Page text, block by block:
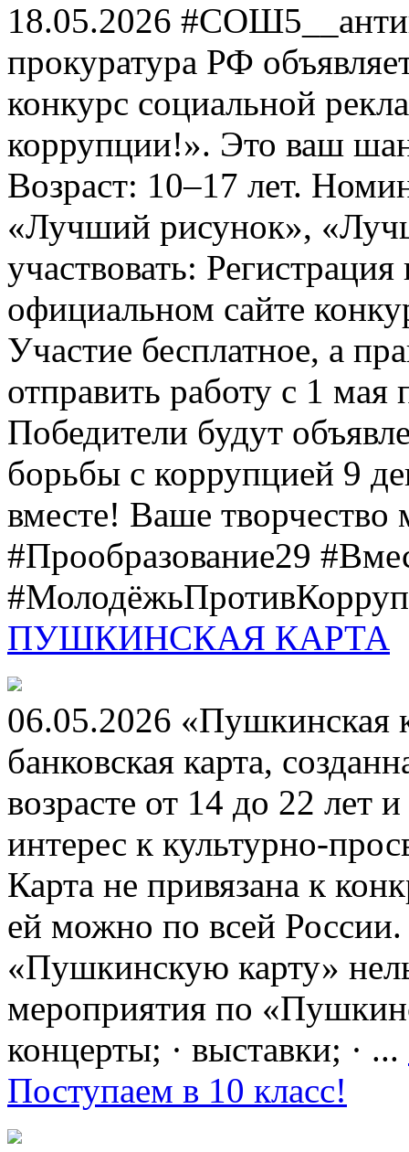
18.05.2026
прокуратура РФ
конкурс социальной
коррупции!». Это ваш
Возраст: 10–17 лет.
«Лучший рисунок»,
участвовать:
официальном сайте
Участие бесплатное, а
отправить работу с 1 мая
Победители будут
борьбы с коррупцией 9
вместе! Ваше творчество
#Прообразование29
ПУШКИНСКАЯ КАРТА
06.05.2026 «Пушкинская
банковская карта,
возрасте от 14 до 22 лет
интерес к культурно-
Карта не привязана к
ей можно по всей
«Пушкинскую карту»
мероприятия по
концерты; · выставки; · ...
Поступаем в 10 класс!